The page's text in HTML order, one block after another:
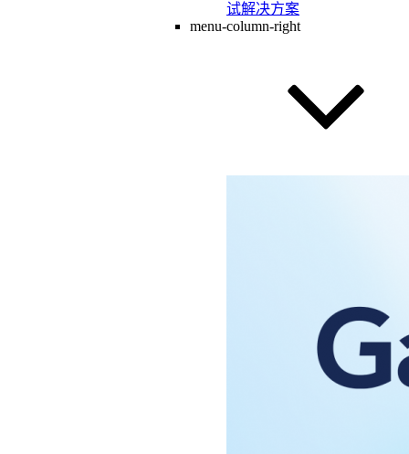
试解决方案
menu-column-right